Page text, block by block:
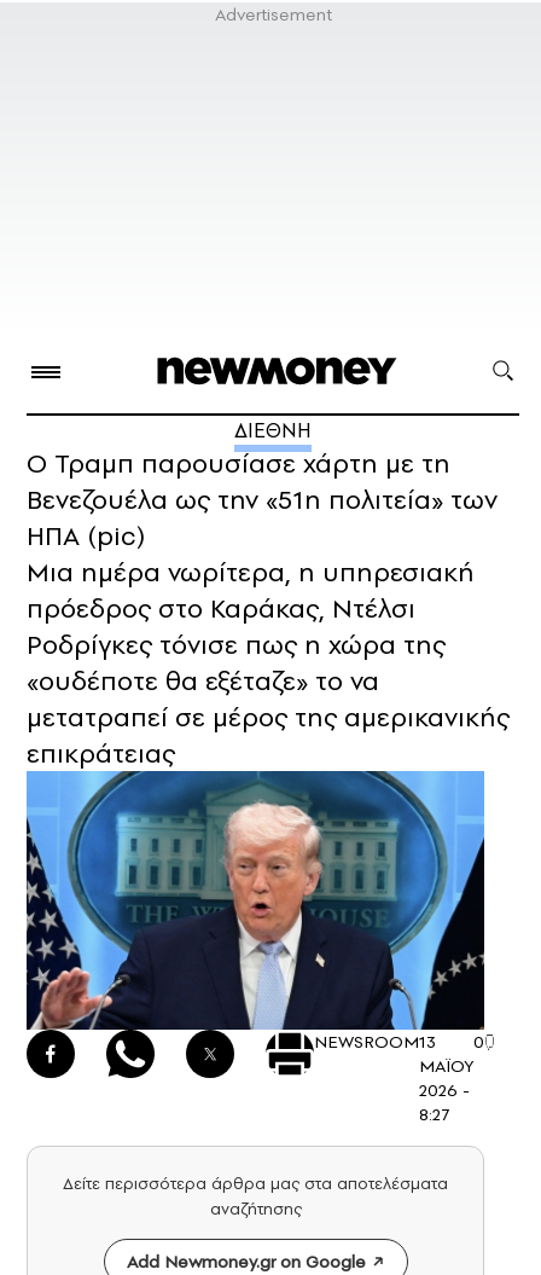
ΔΙΕΘΝΗ
Ο Τραμπ παρουσίασε χάρτη με τη
Βενεζουέλα ως την «51η πολιτεία» των
ΗΠΑ (pic)
Μια ημέρα νωρίτερα, η υπηρεσιακή
πρόεδρος στο Καράκας, Ντέλσι
Ροδρίγκες τόνισε πως η χώρα της
«ουδέποτε θα εξέταζε» το να
μετατραπεί σε μέρος της αμερικανικής
επικράτειας
NEWSROOM13
ΜΑΪΟΥ
2026 -
8:27
0
Δείτε περισσότερα άρθρα μας στα αποτελέσματα
αναζήτησης
Add Newmoney.gr on Google